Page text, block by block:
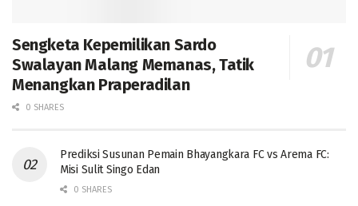
Sengketa Kepemilikan Sardo
Swalayan Malang Memanas, Tatik
Menangkan Praperadilan
0 SHARES
Prediksi Susunan Pemain Bhayangkara FC vs Arema FC:
Misi Sulit Singo Edan
0 SHARES